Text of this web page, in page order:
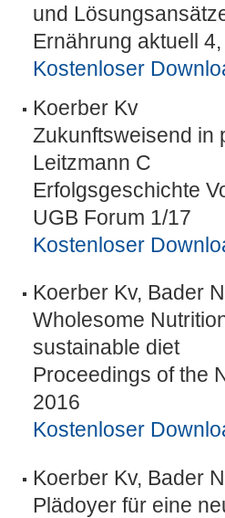
und
Ernährung aktuell
Kostenloser
Koerber Kv
Zukunftsweisend in
Leitzmann C
Erfolgsgeschichte
UGB Forum 1/17
Kostenloser
Koerber Kv, Bader
Wholesome
sustainable diet
Proceedings of the
2016
Kostenloser
Koerber Kv, Bader N
Plädoyer für eine